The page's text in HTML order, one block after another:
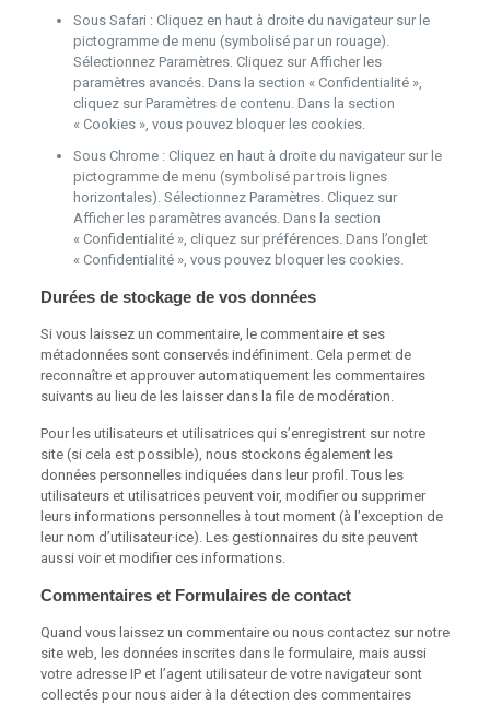
Sous Safari : Cliquez en haut à droite du navigateur sur le
pictogramme de menu (symbolisé par un rouage).
Sélectionnez Paramètres. Cliquez sur Afficher les
paramètres avancés. Dans la section « Confidentialité »,
cliquez sur Paramètres de contenu. Dans la section
« Cookies », vous pouvez bloquer les cookies.
Sous Chrome : Cliquez en haut à droite du navigateur sur le
pictogramme de menu (symbolisé par trois lignes
horizontales). Sélectionnez Paramètres. Cliquez sur
Afficher les paramètres avancés. Dans la section
« Confidentialité », cliquez sur préférences. Dans l’onglet
« Confidentialité », vous pouvez bloquer les cookies.
Durées de stockage de vos données
Si vous laissez un commentaire, le commentaire et ses
métadonnées sont conservés indéfiniment. Cela permet de
reconnaître et approuver automatiquement les commentaires
suivants au lieu de les laisser dans la file de modération.
Pour les utilisateurs et utilisatrices qui s’enregistrent sur notre
site (si cela est possible), nous stockons également les
données personnelles indiquées dans leur profil. Tous les
utilisateurs et utilisatrices peuvent voir, modifier ou supprimer
leurs informations personnelles à tout moment (à l’exception de
leur nom d’utilisateur·ice). Les gestionnaires du site peuvent
aussi voir et modifier ces informations.
Commentaires et Formulaires de contact
Quand vous laissez un commentaire ou nous contactez sur notre
site web, les données inscrites dans le formulaire, mais aussi
votre adresse IP et l’agent utilisateur de votre navigateur sont
collectés pour nous aider à la détection des commentaires